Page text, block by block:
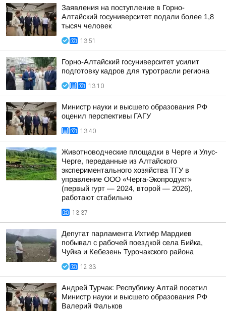
Заявления на поступление в Горно-
Алтайский госуниверситет подали более 1,8
тысяч человек
13:51
Горно-Алтайский госуниверситет усилит
подготовку кадров для туротрасли региона
13:10
Министр науки и высшего образования РФ
оценил перспективы ГАГУ
13:40
Животноводческие площадки в Черге и Улус-
Черге, переданные из Алтайского
экспериментального хозяйства ТГУ в
управление ООО «Черга-Экопродукт»
(первый гурт — 2024, второй — 2026),
работают стабильно
13:37
Депутат парламента Ихтиёр Мардиев
побывал с рабочей поездкой села Бийка,
Чуйка и Кебезень Турочакского района
12:33
Андрей Турчак: Республику Алтай посетил
Министр науки и высшего образования РФ
Валерий Фальков